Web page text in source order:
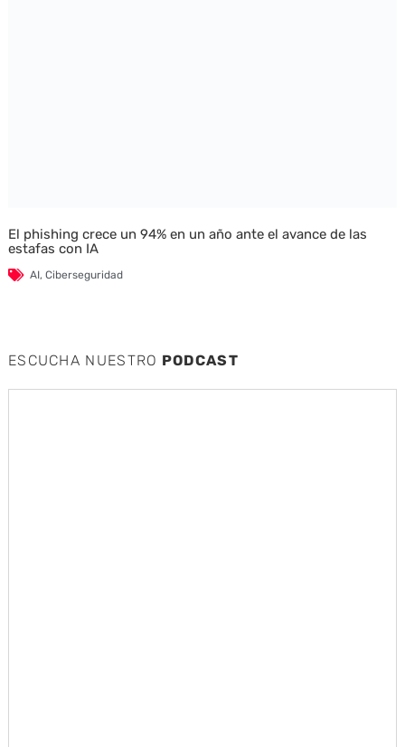
El phishing crece un 94% en un año ante el avance de las
estafas con IA
AI, Ciberseguridad
ESCUCHA NUESTRO PODCAST